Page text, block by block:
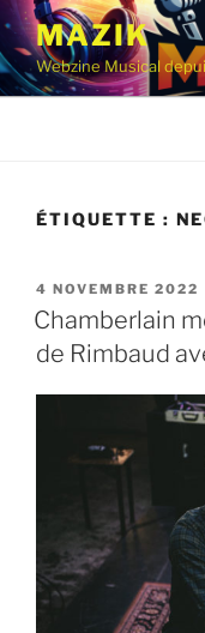
Aller
contenu
principal
MAZIK
Webzine Musical
ÉTIQUETTE :
PUBLIÉ
LE
4 NOVEMBRE 2022
Chamberlain
de Rimbaud